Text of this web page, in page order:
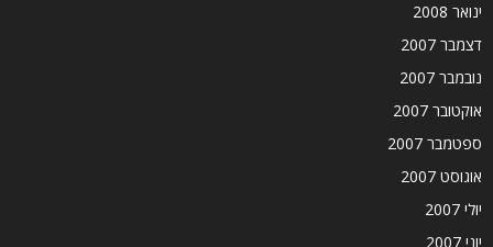
ינואר 2008
דצמבר 2007
נובמבר 2007
אוקטובר 2007
ספטמבר 2007
אוגוסט 2007
יולי 2007
יוני 2007